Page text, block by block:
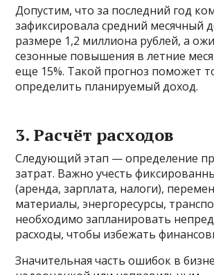
Допустим, что за последний год
зафиксировала средний месячный
размере 1,2 миллиона рублей, а
сезонные повышения в летние
еще 15%. Такой прогноз поможет
определить планируемый доход.
3. Расчёт расходов
Следующий этап — определение
затрат. Важно учесть
(аренда, зарплата, налоги),
материалы, энергоресурсы,
необходимо запланировать
расходы, чтобы избежать
Значительная часть ошибок в